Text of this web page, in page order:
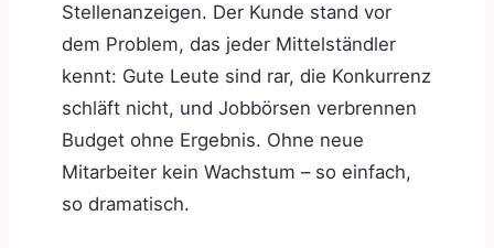
Stellenanzeigen. Der Kunde stand vor
dem Problem, das jeder Mittelständler
kennt: Gute Leute sind rar, die Konkurrenz
schläft nicht, und Jobbörsen verbrennen
Budget ohne Ergebnis. Ohne neue
Mitarbeiter kein Wachstum – so einfach,
so dramatisch.